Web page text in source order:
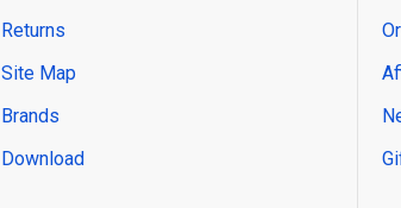
Returns
Site Map
Brands
Download